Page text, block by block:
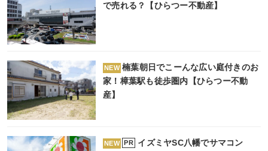
で売れる？【ひらつー不動産】
NEW 楠葉朝日でこーんな広い庭付きのお
家！樟葉駅も徒歩圏内【ひらつー不動
産】
NEW PR イズミヤSC八幡でサマコン